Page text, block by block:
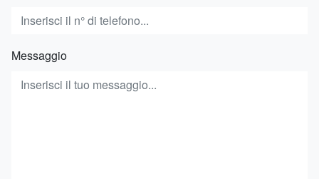
Messaggio